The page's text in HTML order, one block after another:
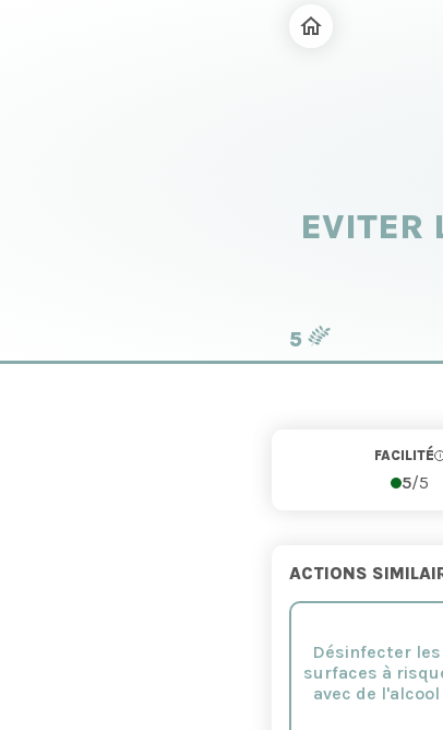
EVITER
5
FACILITÉ i
5/5
ACTIONS
Désinfecter les
surfaces à
avec de l'alcool